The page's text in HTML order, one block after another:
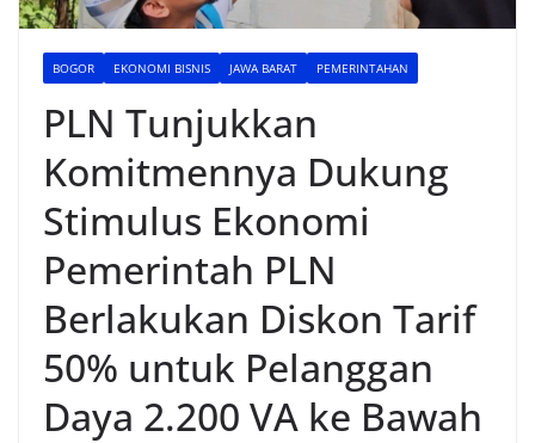
BOGOR EKONOMI BISNIS JAWA BARAT PEMERINTAHAN
PLN Tunjukkan
Komitmennya Dukung
Stimulus Ekonomi
Pemerintah PLN
Berlakukan Diskon Tarif
50% untuk Pelanggan
Daya 2.200 VA ke Bawah